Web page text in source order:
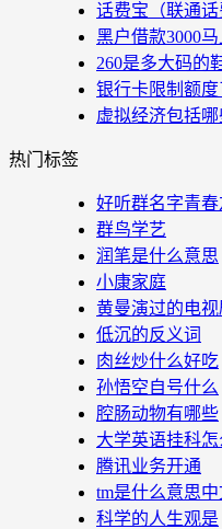
话费宝（联通话
黑户借款3000
260是多大码的
银行卡限制额
虚拟经济包括
热门标签
好听群名字青春
群鸟学艺
润笔是什么意思
小康家庭
黄曼演过的电视
低沉的反义词
肉丝炒什么好吃
孙悟空自号什么
腔肠动物有哪些
大学英语挂科
腾讯业务开通
tm是什么意思
科学的人生观是